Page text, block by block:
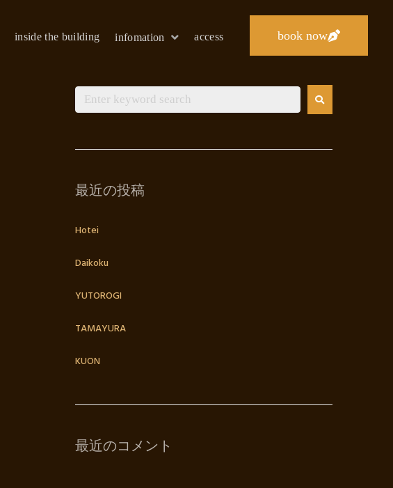
inside the building infomation access book now
最近の投稿
Hotei
Daikoku
YUTOROGI
TAMAYURA
KUON
最近のコメント